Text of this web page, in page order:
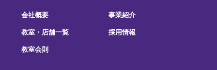
会社概要 事業紹介
教室・店舗一覧 採用情報
教室会則